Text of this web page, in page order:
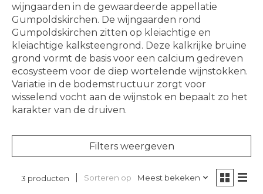
wijngaarden in de gewaardeerde appellatie
Gumpoldskirchen. De wijngaarden rond
Gumpoldskirchen zitten op kleiachtige en
kleiachtige kalksteengrond. Deze kalkrijke bruine
grond vormt de basis voor een calcium gedreven
ecosysteem voor de diep wortelende wijnstokken.
Variatie in de bodemstructuur zorgt voor
wisselend vocht aan de wijnstok en bepaalt zo het
karakter van de druiven.
Filters weergeven
3 producten Sorteren op Meest bekeken